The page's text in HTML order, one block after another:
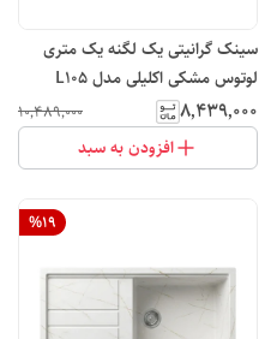
سینک گرانیتی یک لگنه یک متری
لوتوس مشکی اکلیلی مدل L10۵
۸٬۴۳۹٬۰۰۰ ۱۰٬۴۸۹٬۰۰۰
افزودن به سبد
%19